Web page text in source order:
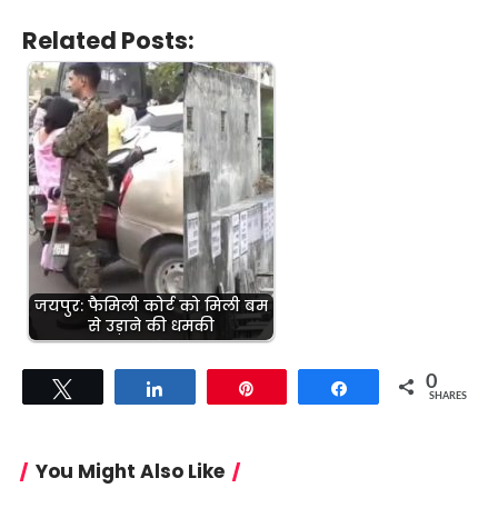
Related Posts:
जयपुर: फैमिली कोर्ट को मिली बम
से उड़ाने की धमकी
Share 0
SHARES
You Might Also Like